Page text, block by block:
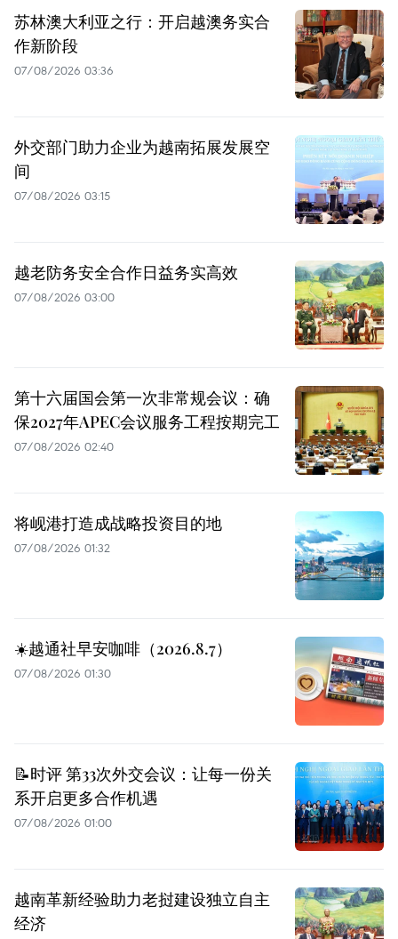
苏林澳大利亚之行：开启越澳务实合
作新阶段
07/08/2026 03:36
外交部门助力企业为越南拓展发展空
间
07/08/2026 03:15
越老防务安全合作日益务实高效
07/08/2026 03:00
第十六届国会第一次非常规会议：确
保2027年APEC会议服务工程按期完工
07/08/2026 02:40
将岘港打造成战略投资目的地
07/08/2026 01:32
☀️越通社早安咖啡（2026.8.7）
07/08/2026 01:30
📝时评 第33次外交会议：让每一份关
系开启更多合作机遇
07/08/2026 01:00
越南革新经验助力老挝建设独立自主
经济